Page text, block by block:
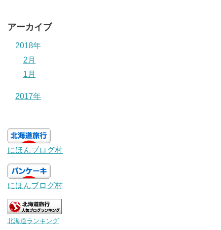
アーカイブ
2018年
2月
1月
2017年
にほんブログ村
にほんブログ村
北海道ランキング